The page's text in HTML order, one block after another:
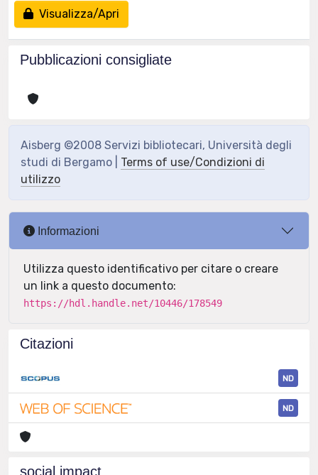
Visualizza/Apri
Pubblicazioni consigliate
Aisberg ©2008 Servizi bibliotecari, Università degli
studi di Bergamo | Terms of use/Condizioni di
utilizzo
Informazioni
Utilizza questo identificativo per citare o creare
un link a questo documento:
https://hdl.handle.net/10446/178549
Citazioni
ND
ND
social impact